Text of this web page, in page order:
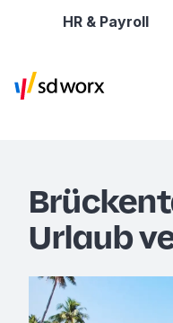
HR & Payroll
Urlaub